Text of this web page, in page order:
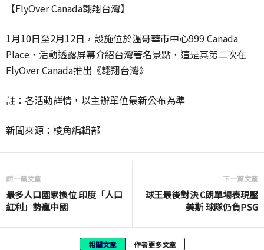
【FlyOver Canada翱翔台灣】
1月10日至2月12日，設施位於溫哥華市中心999 Canada
Place，活動透露屏幕介紹台灣著名景點，這是其第二次在
FlyOver Canada推出《翱翔台灣》
註：各活動詳情，以主辦單位最新公布為準
新聞來源：棱角編輯部
前一篇文章
最多人口國家換位 印度「人口
紅利」勢贏中國
下一篇文章
球王最後對決 C朗單場表現壓
美斯 球隊仍負PSG
相關文章 作者更多文章